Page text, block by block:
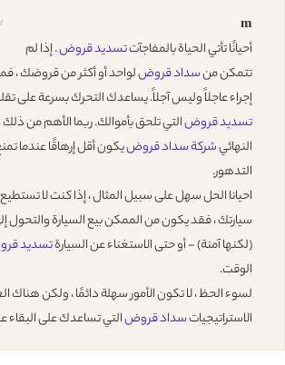
m
أحيانًا تأتي الحياة بالمفاجآتتسديد قروض. إذا لم
تتمكن منسداد قروضلواحد أو أكثر من قروضك ،
إجراء عاجلاً وليس آجلاً. يساعدك التحرك بسرعة على
تسديد قروضالتي تلحق بأموالك. ربما الأهم من
النهائيشركة سداد قروضيكون أقل إرهاقًا عندما
التدهور.
احيانا الحل سهل على سبيل المثال ، إذا كنت لا
سيارتك ، فقد يكون من الممكن بيع السيارة والتحول
(لكنها آمنة) - أو حتى الاستغناء عن السيارةتسديد
الوقت.
لسوء الحظ ، لا تكون الأمور سهلة دائمًا ، ولكن هناك
الاستراتيجياتسداد قروضالتي تساعدك على البقاء